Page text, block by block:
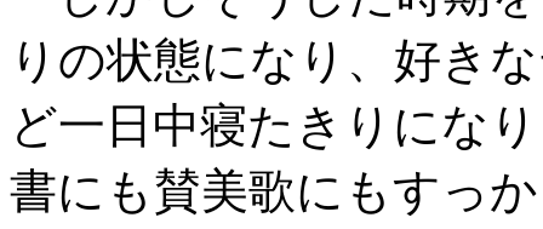
りの状態になり、好き
ど一日中寝たきりにな
書にも賛美歌にもすっ